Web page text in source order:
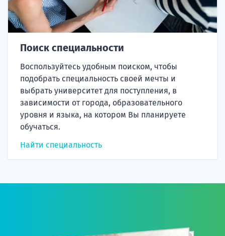
Поиск специальности
Воспользуйтесь удобным поиском, чтобы
подобрать специальность своей мечты и
выбрать университет для поступления, в
зависимости от города, образовательного
уровня и языка, на котором Вы планируете
обучаться.
Найти специальность